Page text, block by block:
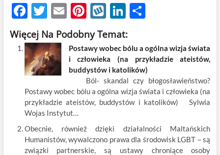
F
ac
e
b
o
o
k
T
w
itt
er
E
m
ail
Pi
nt
er
es
t
W
k
o
p
Li
k
e
dI
n
S
ar
e
Więcej Na Podobny Temat:
Postawy wobec bólu a ogólna wizja świata
i człowieka (na przykładzie ateistów,
buddystów i katolików)
Ból- skandal czy błogosławieństwo?
Postawy wobec bólu a ogólna wizja świata i człowieka (na
przykładzie ateistów, buddystów i katolików) Sylwia
Wojas Instytut…
Obecnie, również dzięki działalności Maltańskich
Humanistów, wywalczono prawa dla środowisk LGBT – są
związki partnerskie, są ustawy chroniące osoby